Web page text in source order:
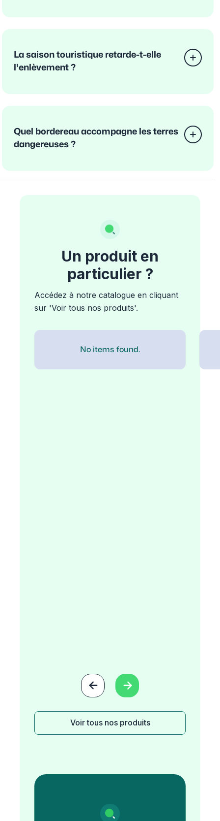
La saison touristique retarde-t-elle
l'enlèvement ?
Quel bordereau accompagne les terres
dangereuses ?
Un produit en
particulier ?
Accédez à notre catalogue en cliquant
sur 'Voir tous nos produits'.
No items found.
 
Voir tous nos produits